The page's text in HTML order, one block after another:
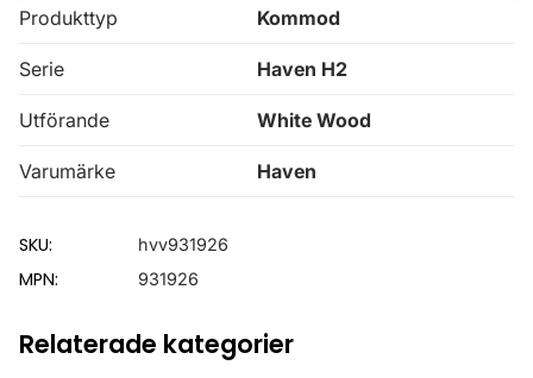
Produkttyp Kommod
Serie Haven H2
Utförande White Wood
Varumärke Haven
SKU: hvv931926
MPN: 931926
Relaterade kategorier